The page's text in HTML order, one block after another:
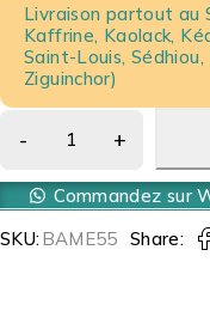
Livraison partout au
Kaffrine, Kaolack,
Saint-Louis,
Ziguinchor)
Commandez sur
SKU:BAME55 Share: